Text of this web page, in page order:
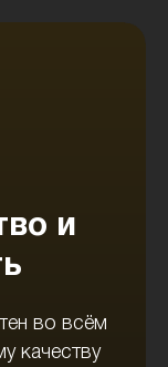
и
во всём
качеству